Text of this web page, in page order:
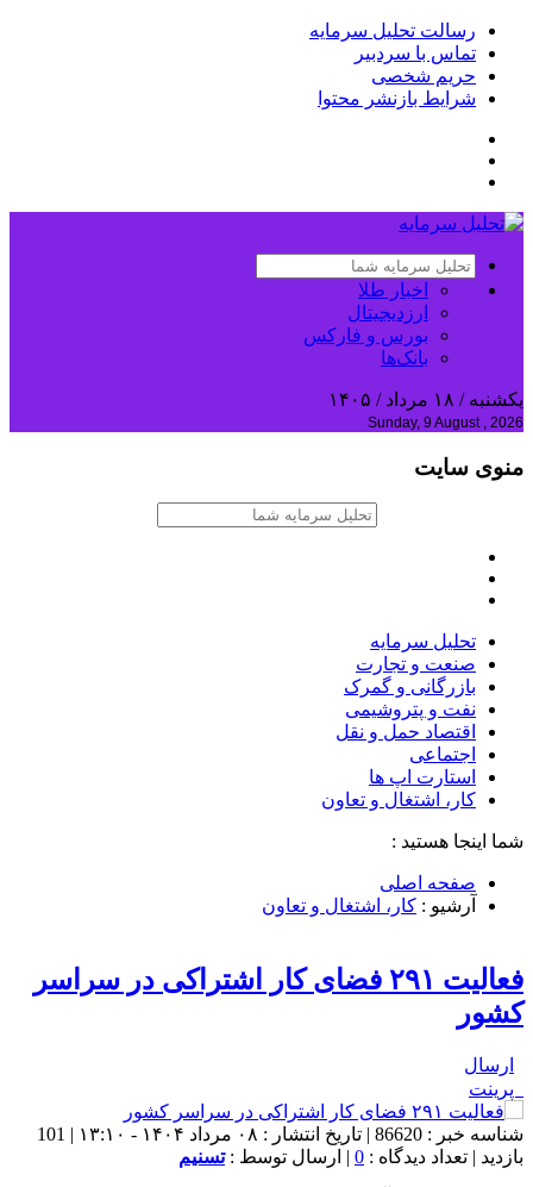
رسالت تحلیل سرمایه
تماس با سردبیر
حریم شخصی
شرایط بازنشر محتوا
اخبار طلا
ارزدیجیتال
بورس و فارکس
بانک‌ها
یکشنبه / ۱۸ مرداد / ۱۴۰۵
Sunday, 9 August , 2026
منوی سایت
تحلیل‌ سرمایه
صنعت و تجارت
بازرگانی و گمرک
نفت و پتروشیمی
اقتصاد حمل و نقل
اجتماعی
استارت اپ ها
کار، اشتغال و تعاون
شما اینجا هستید :
صفحه اصلی
آرشیو : کار، اشتغال و تعاون
فعالیت ۲۹۱ فضای کار اشتراکی در سراسر
کشور
ارسال
پرینت
شناسه خبر : 86620 | تاریخ انتشار : ۰۸ مرداد ۱۴۰۴ - ۱۳:۱۰ | 101
بازدید | تعداد دیدگاه : 0 | ارسال توسط :تسنیم